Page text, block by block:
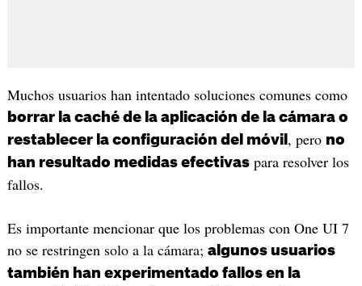
Muchos usuarios han intentado soluciones comunes como
borrar la caché de la aplicación de la cámara o
restablecer la configuración del móvil , pero no
han resultado medidas efectivaspara resolver los
fallos.
Es importante mencionar que los problemas con One UI 7
no se restringen solo a la cámara; algunos usuarios
también han experimentado fallos en la